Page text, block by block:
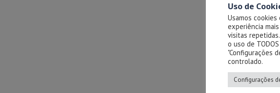
Uso de
Usamos
experiência
visitas
o uso de
"Configurações
controlado.
Configurações